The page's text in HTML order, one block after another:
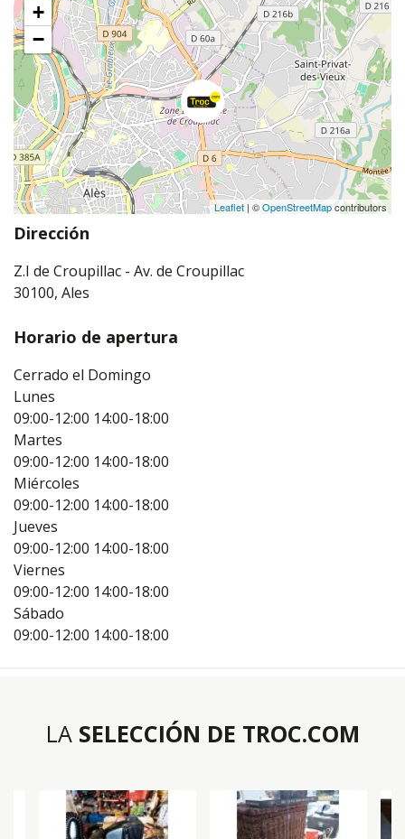
+
−
Leaflet | ©OpenStreetMapcontributors
Dirección
Z.I de Croupillac - Av. de Croupillac
30100, Ales
Horario de apertura
Cerrado el Domingo
Lunes
09:00-12:00 14:00-18:00
Martes
09:00-12:00 14:00-18:00
Miércoles
09:00-12:00 14:00-18:00
Jueves
09:00-12:00 14:00-18:00
Viernes
09:00-12:00 14:00-18:00
Sábado
09:00-12:00 14:00-18:00
LA SELECCIÓN DE TROC.COM